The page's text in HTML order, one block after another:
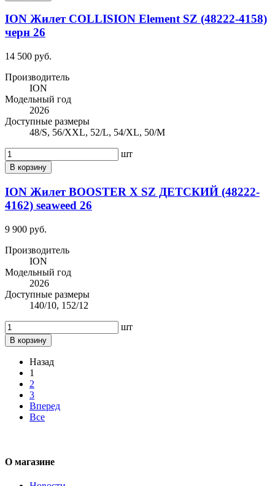
ION Жилет COLLISION Element SZ (48222-4158)
черн 26
14 500 руб.
Производитель
ION
Модельный год
2026
Доступные размеры
48/S, 56/XXL, 52/L, 54/XL, 50/M
шт
В корзину
ION Жилет BOOSTER X SZ ДЕТСКИЙ (48222-
4162) seaweed 26
9 900 руб.
Производитель
ION
Модельный год
2026
Доступные размеры
140/10, 152/12
шт
В корзину
Назад
1
2
3
Вперед
Все
О магазине